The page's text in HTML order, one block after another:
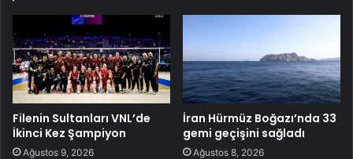
Filenin Sultanları VNL’de
İkinci Kez Şampiyon
Ağustos 9, 2026
İran Hürmüz Boğazı’nda 33
gemi geçişini sağladı
Ağustos 8, 2026